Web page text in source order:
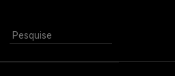
Buscar